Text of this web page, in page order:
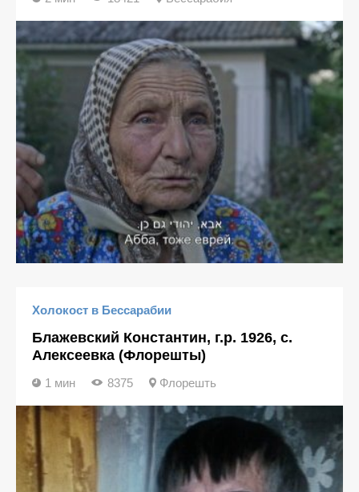
Холокост в Бессарабии
Блажевский Константин, г.р. 1926, с.
Алексеевка (Флорешты)
1 мин 8375 Флорешть